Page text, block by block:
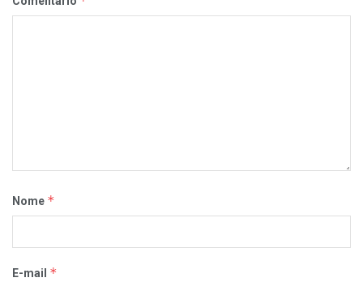
Nome *
E-mail *